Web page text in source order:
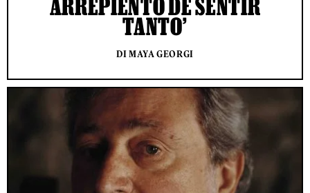
ARREPIENTO DE SENTIR
TANTO’
DI MAYA GEORGI